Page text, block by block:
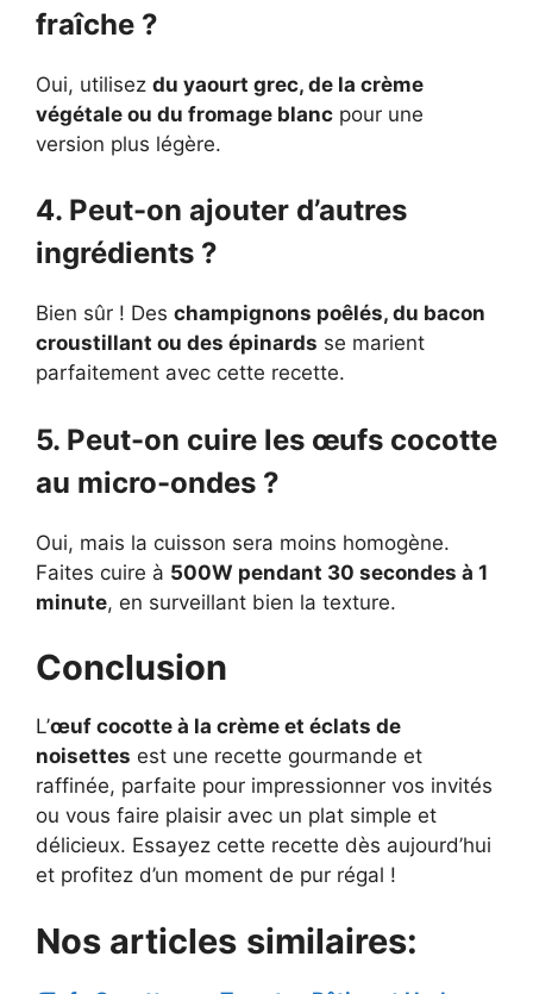
fraîche ?
Oui, utilisez du yaourt grec, de la crème
végétale ou du fromage blanc pour une
version plus légère.
4. Peut-on ajouter d’autres
ingrédients ?
Bien sûr ! Des champignons poêlés, du bacon
croustillant ou des épinards se marient
parfaitement avec cette recette.
5. Peut-on cuire les œufs cocotte
au micro-ondes ?
Oui, mais la cuisson sera moins homogène.
Faites cuire à 500W pendant 30 secondes à 1
minute, en surveillant bien la texture.
Conclusion
L’œuf cocotte à la crème et éclats de
noisettes est une recette gourmande et
raffinée, parfaite pour impressionner vos invités
ou vous faire plaisir avec un plat simple et
délicieux. Essayez cette recette dès aujourd’hui
et profitez d’un moment de pur régal !
Nos articles similaires: